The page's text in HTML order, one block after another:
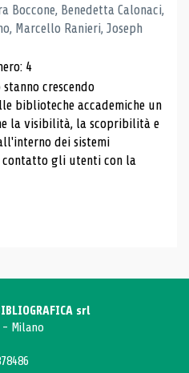
Boccone, Benedetta Calonaci,
Marcello Ranieri, Joseph
4
stanno crescendo
biblioteche accademiche un
la visibilità, la scopribilità e
dei sistemi
gli utenti con la
srl
- Milano